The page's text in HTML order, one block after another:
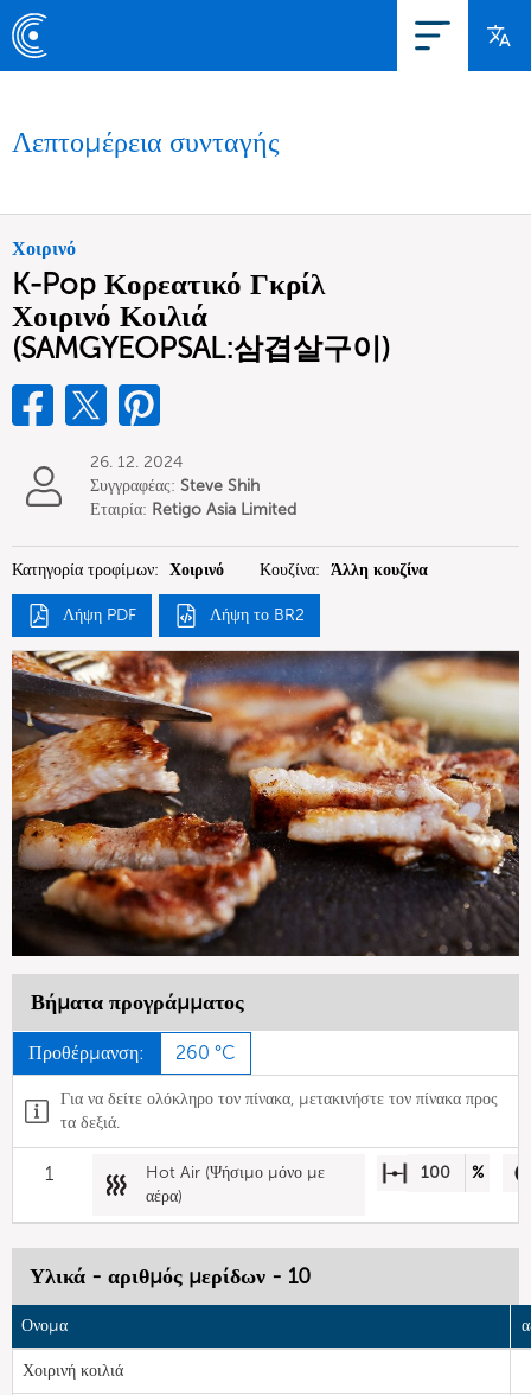
Λεπτομέρεια συνταγής
Χοιρινό
K-Pop Κορεατικό Γκρίλ
Χοιρινό Κοιλιά
(SAMGYEOPSAL:삼겹살구이)
26. 12. 2024
Συγγραφέας: Steve Shih
Εταιρία: Retigo Asia Limited
Κατηγορία τροφίμων: Χοιρινό Κουζίνα: Άλλη κουζίνα
Λήψη PDF Λήψη το BR2
Βήματα προγράμματος
Προθέρμανση: 260 °C
Για να δείτε ολόκληρο τον πίνακα, μετακινήστε τον πίνακα προς
τα δεξιά.
1
Hot Air (Ψήσιμο μόνο με
αέρα)
100 %
Υλικά - αριθμός μερίδων - 10
Ονομα
Χοιρινή κοιλιά